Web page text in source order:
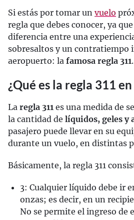
Si estás por tomar un vuelo
regla que debes conocer, ya
diferencia entre una
sobresaltos y un contratiempo
aeropuerto: la famosa regla 311.
¿Qué es la regla 311
La regla 311 es una medida de
la cantidad de líquidos, geles y
pasajero puede llevar en su
durante un vuelo, en distintas
Básicamente, la regla 311
3: Cualquier líquido debe ir
onzas; es decir, en un
No se permite el ingreso de